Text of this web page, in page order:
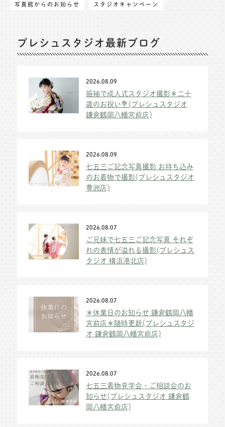
写真館からのお知らせ スタジオキャンペーン
プレシュスタジオ最新ブログ
2026.08.09
振袖で成人式スタジオ撮影＊二十
歳のお祝い💐(プレシュスタジオ
鎌倉鶴岡八幡宮前店)
2026.08.09
七五三ご記念写真撮影 お持ち込み
のお着物で撮影(プレシュスタジオ
豊洲店)
2026.08.07
ご兄妹で七五三ご記念写真 それぞ
れの表情が溢れる撮影(プレシュス
タジオ 横浜港北店)
2026.08.07
＊休業日のお知らせ 鎌倉鶴岡八幡
宮前店＊随時更新(プレシュスタジ
オ 鎌倉鶴岡八幡宮前店)
2026.08.07
七五三着物見学会・ご相談会のお
知らせ(プレシュスタジオ 鎌倉鶴
岡八幡宮前店)